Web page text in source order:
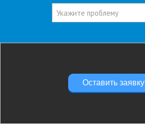
Укажите проблему
Оставить заявку